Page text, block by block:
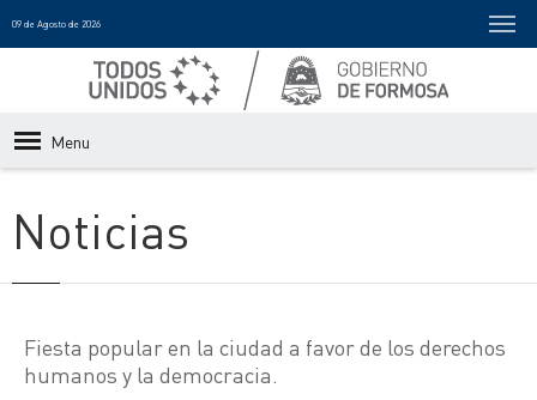
09 de Agosto de 2026
Menu
Noticias
Fiesta popular en la ciudad a favor de los derechos
humanos y la democracia.